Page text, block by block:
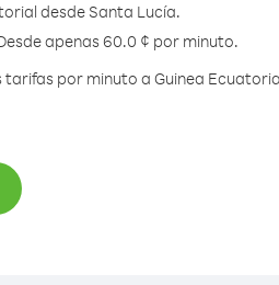
desde Santa Lucía.
apenas 60.0 ¢ por minuto.
por minuto a Guinea